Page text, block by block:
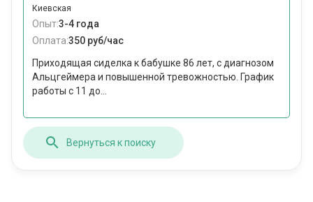
Киевская
Опыт:3-4 года
Оплата:350 руб/час
Приходящая сиделка к бабушке 86 лет, с диагнозом
Альцгеймера и повышенной тревожностью. График
работы с 11 до...
Вернуться к поиску